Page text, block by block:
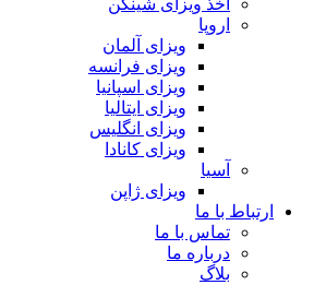
اخذ ویزای شینگن
اروپا
ویزای آلمان
ویزای فرانسه
ویزای اسپانیا
ویزای ایتالیا
ویزای انگلیس
ویزای کانادا
آسیا
ویزای ژاپن
ارتباط با ما
تماس با ما
درباره ما
بلاگ